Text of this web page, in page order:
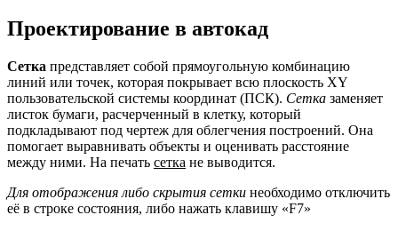
Проектирование в автокад
Сетка представляет собой прямоугольную комбинацию
линий или точек, которая покрывает всю плоскость XY
пользовательской системы координат (ПСК). Сетка заменяет
листок бумаги, расчерченный в клетку, который
подкладывают под чертеж для облегчения построений. Она
помогает выравнивать объекты и оценивать расстояние
между ними. На печать сетка не выводится.
Для отображения либо скрытия сетки необходимо отключить
её в строке состояния, либо нажать клавишу «F7»